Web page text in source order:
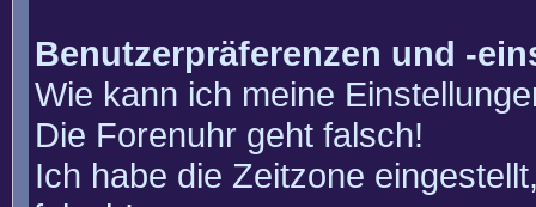
Benutzerpräferenzen und -
Wie kann ich meine
Die Forenuhr geht falsch!
Ich habe die Zeitzone